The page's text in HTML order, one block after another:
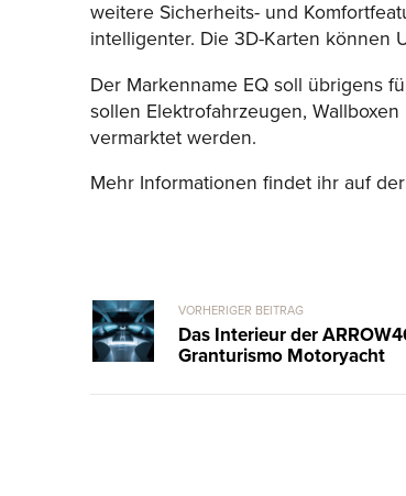
weitere Sicherheits- und
intelligenter. Die 3D-Karten können
Der Markenname EQ soll übrigens
sollen Elektrofahrzeugen,
vermarktet werden.
Mehr Informationen findet ihr auf
VORHERIGER BEITRAG
Das Interieur der
Granturismo Motoryacht